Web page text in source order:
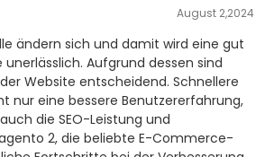
August 2,2024
ändern sich und damit wird eine gut
Aufgrund dessen sind
Website entscheidend. Schnellere
nur eine bessere Benutzererfahrung,
die SEO-Leistung und
2, die beliebte E-Commerce-